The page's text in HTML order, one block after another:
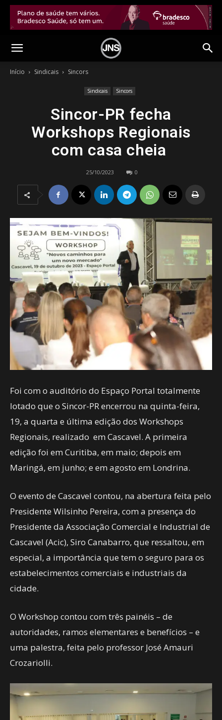
Início Sindicais Sincors
Sindicais Sincors
Sincor-PR fecha
Workshops Regionais
com casa cheia
25/10/2023 0
Foi com o auditório do Espaço Portal totalmente
lotado que o Sincor-PR encerrou na quinta-feira,
19, a quarta e última edição dos Workshops
Regionais, realizado em Cascavel. A primeira
edição foi em Curitiba, em maio; depois em
Maringá, em junho; e em agosto em Londrina.
O evento de Cascavel contou, na abertura feita pelo
Presidente Wilsinho Pereira, com a presença do
Presidente da Associação Comercial e Industrial de
Cascavel (Acic), Siro Canabarro, que ressaltou, em
especial, a importância que tem o seguro para os
estabelecimentos comerciais e industriais da
cidade.
O Workshop contou com três painéis – de
autoridades, ramos elementares e benefícios – e
uma palestra, feita pelo professor José Amauri
Crozariolli.